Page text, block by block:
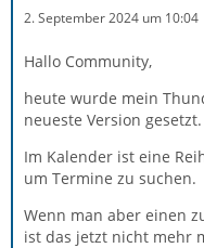
2. September 2024 um 10:04
Hallo Community,
heute wurde mein
neueste Version gesetzt.
Im Kalender ist eine
um Termine zu suchen.
Wenn man aber einen
ist das jetzt nicht mehr